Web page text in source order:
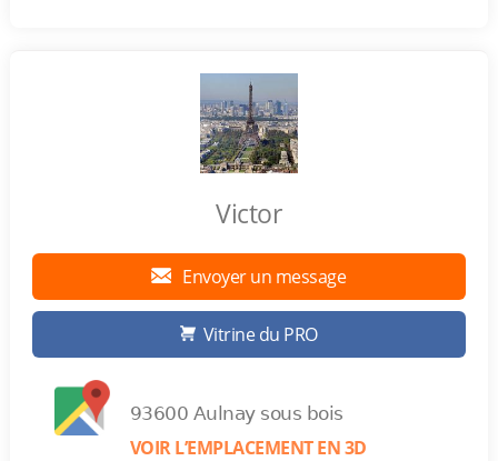
Victor
Envoyer un message
Vitrine du PRO
93600 Aulnay sous bois
VOIR L’EMPLACEMENT EN 3D